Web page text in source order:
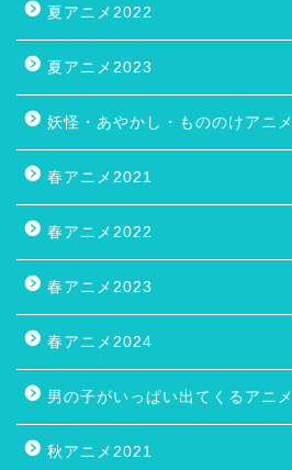
夏アニメ2022
夏アニメ2023
妖怪・あやかし・もののけアニメ
春アニメ2021
春アニメ2022
春アニメ2023
春アニメ2024
男の子がいっぱい出てくるアニメ
秋アニメ2021